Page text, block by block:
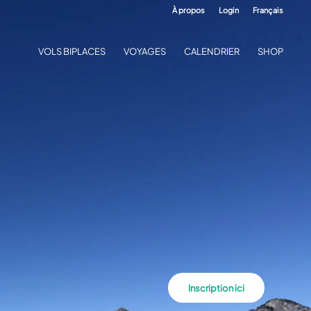
Inscription ici
À propos Login Français
VOLS BIPLACES VOYAGES CALENDRIER SHOP